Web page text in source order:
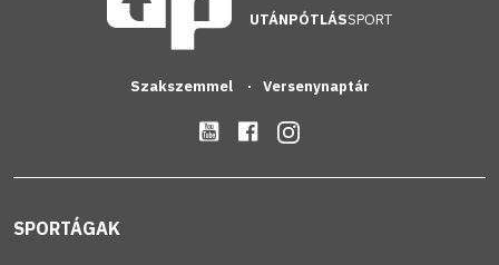
UTÁNPÓTLÁSSPORT
Szakszemmel Versenynaptár
SPORTÁGAK